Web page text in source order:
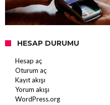
HESAP DURUMU
Hesap aç
Oturum aç
Kayıt akışı
Yorum akışı
WordPress.org